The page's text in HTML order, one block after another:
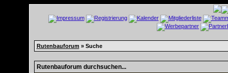
Rutenbauforum » Suche
Rutenbauforum durchsuchen...